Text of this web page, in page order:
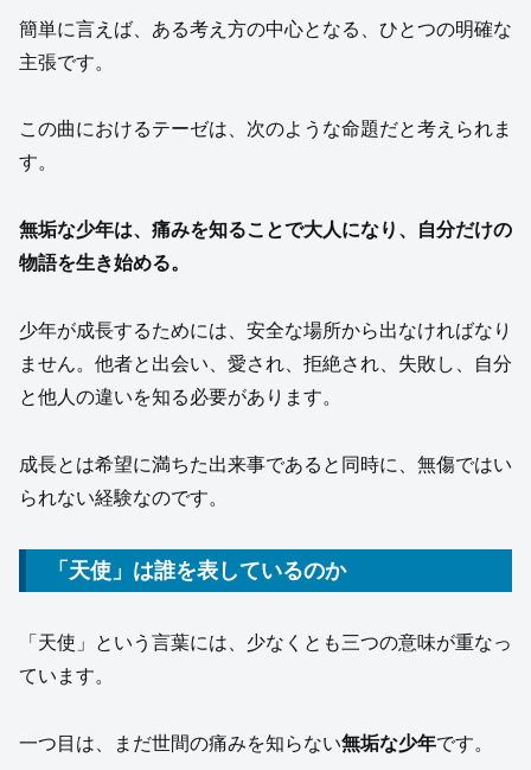
簡単に言えば、ある考え方の中心となる、ひとつの明確な
主張です。
この曲におけるテーゼは、次のような命題だと考えられま
す。
無垢な少年は、痛みを知ることで大人になり、自分だけの
物語を生き始める。
少年が成長するためには、安全な場所から出なければなり
ません。他者と出会い、愛され、拒絶され、失敗し、自分
と他人の違いを知る必要があります。
成長とは希望に満ちた出来事であると同時に、無傷ではい
られない経験なのです。
「天使」は誰を表しているのか
「天使」という言葉には、少なくとも三つの意味が重なっ
ています。
一つ目は、まだ世間の痛みを知らない無垢な少年です。